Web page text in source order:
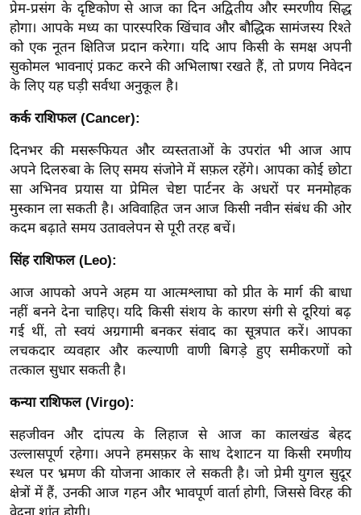
यं
ग
इं
डि
सा
हि
त्य
ज
ग
त
ऑ
व
र्ल्ड
न्यू
ज
फ
म
नो
रं
ज
प्रेम-प्रसंग के दृष्टिकोण से आज का दिन अद्वितीय और स्मरणीय सिद्ध
होगा। आपके मध्य का पारस्परिक खिंचाव और बौद्धिक सामंजस्य रिश्ते
को एक नूतन क्षितिज प्रदान करेगा। यदि आप किसी के समक्ष अपनी
सुकोमल भावनाएं प्रकट करने की अभिलाषा रखते हैं, तो प्रणय निवेदन
के लिए यह घड़ी सर्वथा अनुकूल है।
कर्क राशिफल (Cancer):
दिनभर की मसरूफियत और व्यस्तताओं के उपरांत भी आज आप
अपने दिलरुबा के लिए समय संजोने में सफ़ल रहेंगे। आपका कोई छोटा
सा अभिनव प्रयास या प्रेमिल चेष्टा पार्टनर के अधरों पर मनमोहक
मुस्कान ला सकती है। अविवाहित जन आज किसी नवीन संबंध की ओर
कदम बढ़ाते समय उतावलेपन से पूरी तरह बचें।
सिंह राशिफल (Leo):
आज आपको अपने अहम या आत्मश्लाघा को प्रीत के मार्ग की बाधा
नहीं बनने देना चाहिए। यदि किसी संशय के कारण संगी से दूरियां बढ़
गई थीं, तो स्वयं अग्रगामी बनकर संवाद का सूत्रपात करें। आपका
लचकदार व्यवहार और कल्याणी वाणी बिगड़े हुए समीकरणों को
तत्काल सुधार सकती है।
कन्या राशिफल (Virgo):
सहजीवन और दांपत्य के लिहाज से आज का कालखंड बेहद
उल्लासपूर्ण रहेगा। अपने हमसफ़र के साथ देशाटन या किसी रमणीय
स्थल पर भ्रमण की योजना आकार ले सकती है। जो प्रेमी युगल सुदूर
क्षेत्रों में हैं, उनकी आज गहन और भावपूर्ण वार्ता होगी, जिससे विरह की